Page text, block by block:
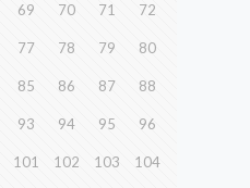
69 70 71 72
77 78 79 80
85 86 87 88
93 94 95 96
101 102 103 104